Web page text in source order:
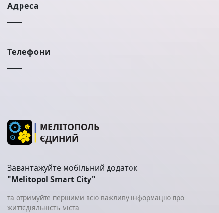
Адреса
Телефони
МЕЛІТОПОЛЬ
ЄДИНИЙ
Завантажуйте мобільний додаток
"Melitopol Smart City"
та отримуйте першими всю важливу інформацію про
життєдіяльність міста